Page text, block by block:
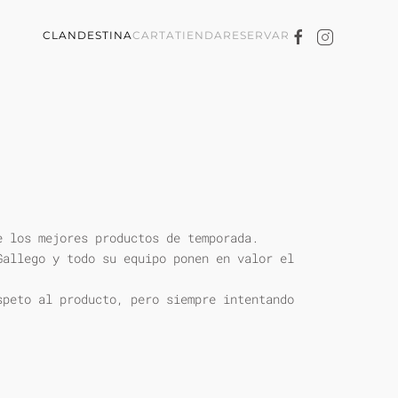
CLANDESTINACARTATIENDARESERVAR
mejores productos de temporada.
y todo su equipo ponen en valor el
al producto, pero siempre intentando